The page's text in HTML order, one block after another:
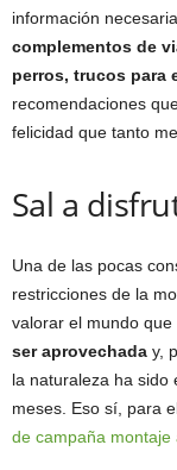
información
complementos de
perros, trucos para
recomendaciones
felicidad que tanto
Sal a
Una de las pocas
restricciones de la
valorar el mundo que
ser aprovechada y,
la naturaleza ha sido
meses. Eso sí, para
de campaña montaje